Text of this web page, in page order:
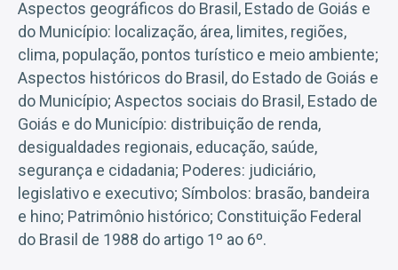
Aspectos geográficos do Brasil, Estado de Goiás e
do Município: localização, área, limites, regiões,
clima, população, pontos turístico e meio ambiente;
Aspectos históricos do Brasil, do Estado de Goiás e
do Município; Aspectos sociais do Brasil, Estado de
Goiás e do Município: distribuição de renda,
desigualdades regionais, educação, saúde,
segurança e cidadania; Poderes: judiciário,
legislativo e executivo; Símbolos: brasão, bandeira
e hino; Patrimônio histórico; Constituição Federal
do Brasil de 1988 do artigo 1º ao 6º.